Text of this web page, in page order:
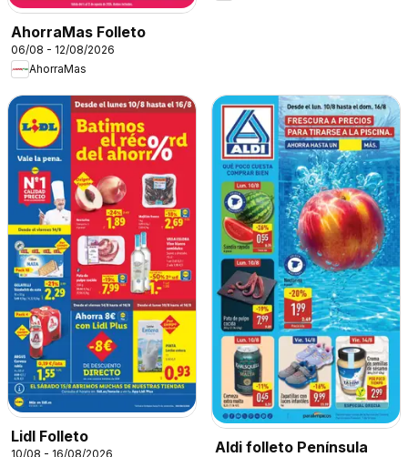
AhorraMas Folleto
06/08 - 12/08/2026
AhorraMas
Lidl Folleto
10/08 - 16/08/2026 Aldi folleto Península